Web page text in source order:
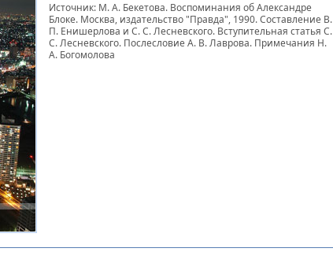
Источник: M. A. Бекетова. Воспоминания об Александре
Блоке. Москва, издательство "Правда", 1990. Составление В.
П. Енишерлова и С. С. Лесневского. Вступительная статья С.
С. Лесневского. Послесловие А. В. Лаврова. Примечания Н.
А. Богомолова